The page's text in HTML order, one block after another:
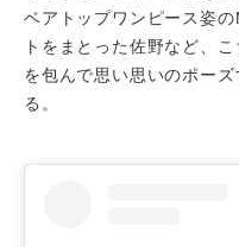
ベアトップワンピース姿
トをまとった佐野など、
を包んで思い思いのポー
る。